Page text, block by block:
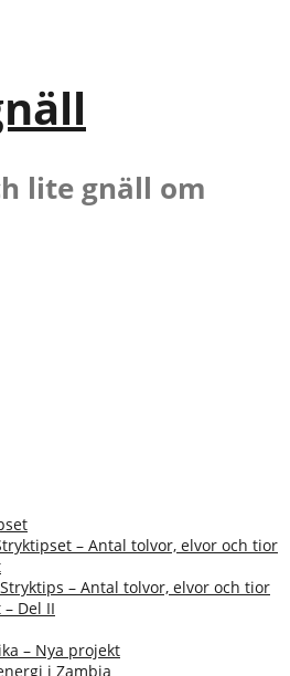
lite gnäll om
– Antal tolvor, elvor och tior
– Antal tolvor, elvor och tior
Del II
– Nya projekt
i Zambia